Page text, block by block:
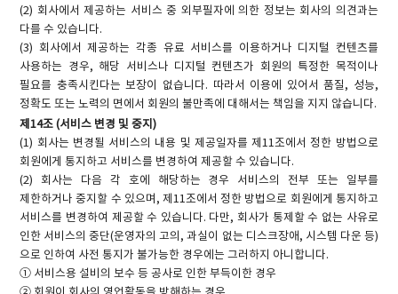
(2) 회사에서 제공하는 서비스 중 외부필자에 의한 정보는 회사의 의견과는
다를 수 있습니다.
(3) 회사에서 제공하는 각종 유료 서비스를 이용하거나 디지털 컨텐츠를
사용하는 경우, 해당 서비스나 디지털 컨텐츠가 회원의 특정한 목적이나
필요를 충족시킨다는 보장이 없습니다. 따라서 이용에 있어서 품질, 성능,
정확도 또는 노력의 면에서 회원의 불만족에 대해서는 책임을 지지 않습니다.
제14조 (서비스 변경 및 중지)
(1) 회사는 변경될 서비스의 내용 및 제공일자를 제11조에서 정한 방법으로
회원에게 통지하고 서비스를 변경하여 제공할 수 있습니다.
(2) 회사는 다음 각 호에 해당하는 경우 서비스의 전부 또는 일부를
제한하거나 중지할 수 있으며, 제11조에서 정한 방법으로 회원에게 통지하고
서비스를 변경하여 제공할 수 있습니다. 다만, 회사가 통제할 수 없는 사유로
인한 서비스의 중단(운영자의 고의, 과실이 없는 디스크장애, 시스템 다운 등)
으로 인하여 사전 통지가 불가능한 경우에는 그러하지 아니합니다.
① 서비스용 설비의 보수 등 공사로 인한 부득이한 경우